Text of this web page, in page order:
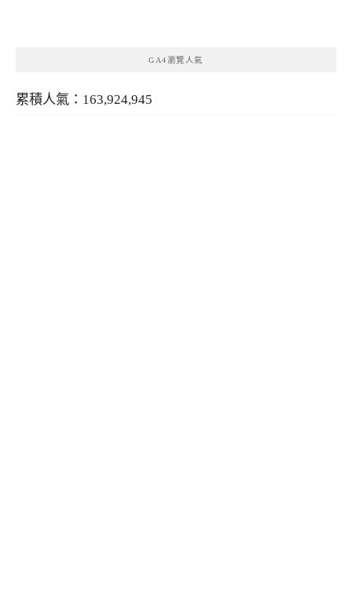
GA4瀏覽人氣
累積人氣：163,924,945